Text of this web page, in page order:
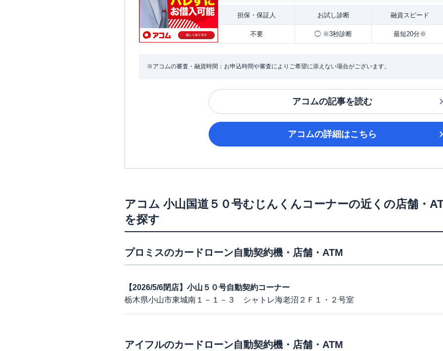
担保・ 保証人 お試し診断 融資スピード
不要 ◯ ※3秒診断 最短20分※
※アコムの審査・融資時間：お申込時間や審査によりご希望に添えない場合がございます。
アコムの記事を読む
アコムの詳細はこちら
アコム 小山国道５０号むじんくんコーナーの近くの店舗・
を探す
プロミスのカードローン自動契約機・店舗・ATM
【2026/5/6閉店】小山５０号自動契約コーナー
栃木県小山市東城南１－１－３ シャトレ海老沼２Ｆ１・２号室
アイフルのカードローン自動契約機・店舗・ATM